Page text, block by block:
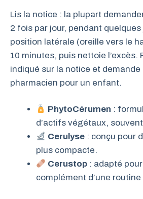
Lis la notice : la plupart
2 fois par jour, pendant
position latérale (oreille vers le
10 minutes, puis nettoie l’excès.
indiqué sur la notice et demande
pharmacien pour un enfant.
PhytoCérumen :
d’actifs végétaux,
Cerulyse : conçu pour
plus compacte.
Cerustop : adapté
complément d’une routine